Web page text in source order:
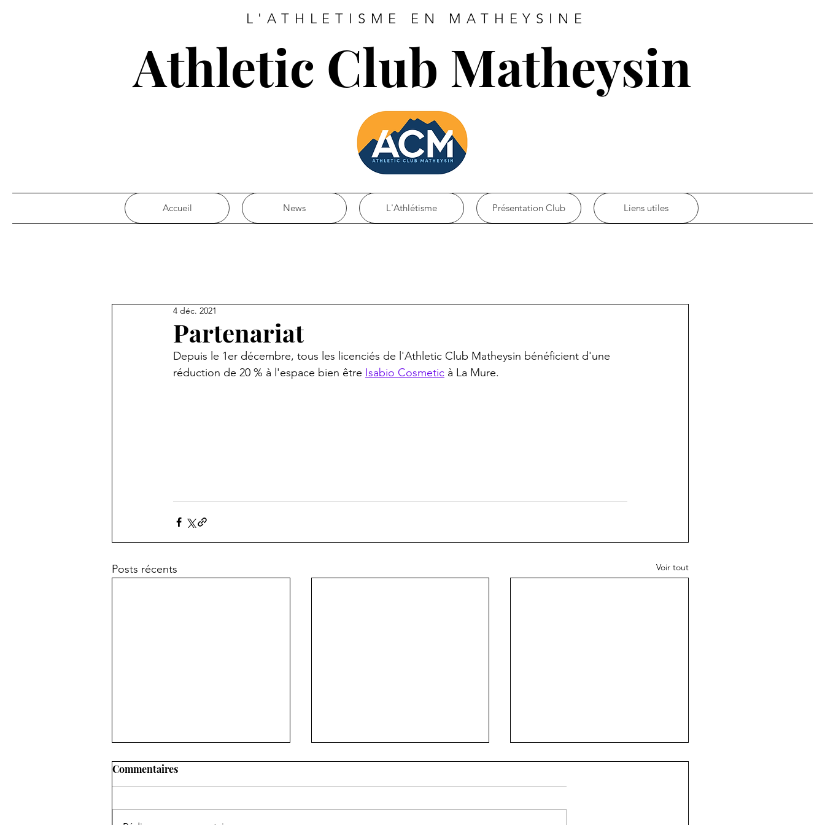
L'ATHLETISME EN MATHEYSINE
Athletic Club Matheysin
Accueil News L'Athlétisme Présentation Club Liens utiles
Partenariat
4 déc. 2021
Depuis le 1er décembre, tous les licenciés de l'Athletic Club Matheysin bénéficient d'une
réduction de 20 % à l'espace bien être Isabio Cosmetic à La Mure.
Posts récents Voir tout
Laurette aux Championnats
Commentaires